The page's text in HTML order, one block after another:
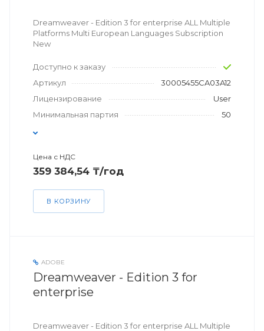
Dreamweaver - Edition 3 for enterprise ALL Multiple
Platforms Multi European Languages Subscription
New
Доступно к заказу
Артикул
30005455CA03A12
Лицензирование
User
Минимальная партия
50
Цена с НДС
359 384,54 ₸/год
В КОРЗИНУ
ADOBE
Dreamweaver - Edition 3 for
enterprise
Dreamweaver - Edition 3 for enterprise ALL Multiple